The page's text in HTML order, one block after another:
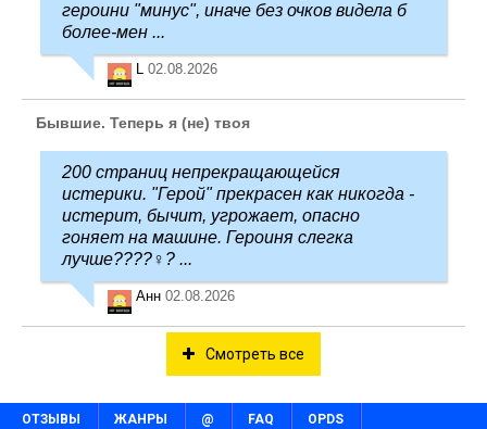
героини "минус", иначе без очков видела б
более-мен ...
L 02.08.2026
Бывшие. Теперь я (не) твоя
200 страниц непрекращающейся
истерики. "Герой" прекрасен как никогда -
истерит, бычит, угрожает, опасно
гоняет на машине. Героиня слегка
лучше????‍♀️? ...
Анн 02.08.2026
Смотреть все
ОТЗЫВЫ ЖАНРЫ @ FAQ OPDS